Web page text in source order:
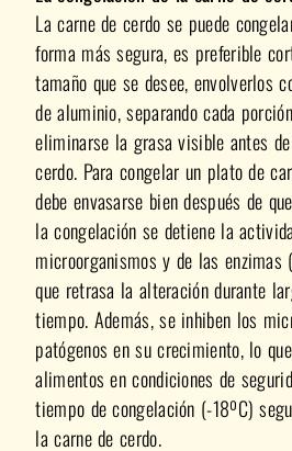
La carne de cerdo se puede
forma más segura, es preferible
tamaño que se desee, envolverlos
de aluminio, separando cada
eliminarse la grasa visible antes
cerdo. Para congelar un plato de
debe envasarse bien después de
la congelación se detiene la
microorganismos y de las
que retrasa la alteración durante
tiempo. Además, se inhiben los
patógenos en su crecimiento, lo
alimentos en condiciones de
tiempo de congelación (-18ºC)
la carne de cerdo.